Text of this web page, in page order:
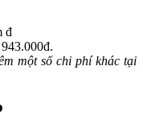
đ
một số chi phí khác tại